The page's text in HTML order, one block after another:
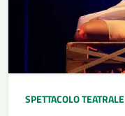
SPETTACOLO TEATRALE